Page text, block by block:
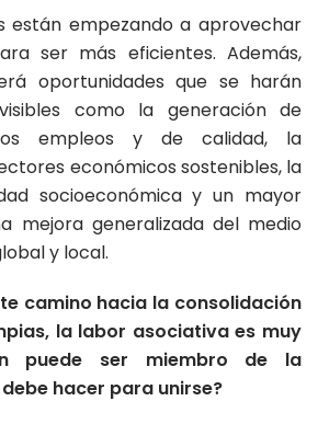
están empezando a aprovechar
ser más eficientes. Además,
oportunidades que se harán
como la generación de
empleos y de calidad, la
económicos sostenibles, la
socioeconómica y un mayor
mejora generalizada del medio
y local.
camino hacia la consolidación
la labor asociativa es muy
puede ser miembro de la
hacer para unirse?